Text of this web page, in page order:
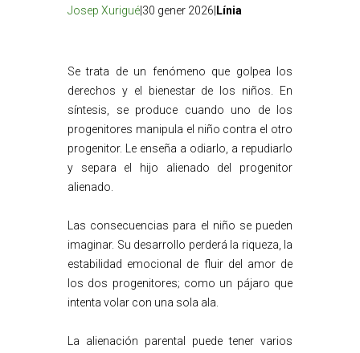
Josep Xurigué |30 gener 2026| Línia
Se trata de un fenómeno que golpea los
derechos y el bienestar de los niños. En
síntesis, se produce cuando uno de los
progenitores manipula el niño contra el otro
progenitor. Le enseña a odiarlo, a repudiarlo
y separa el hijo alienado del progenitor
alienado.
Las consecuencias para el niño se pueden
imaginar. Su desarrollo perderá la riqueza, la
estabilidad emocional de fluir del amor de
los dos progenitores; como un pájaro que
intenta volar con una sola ala.
La alienación parental puede tener varios